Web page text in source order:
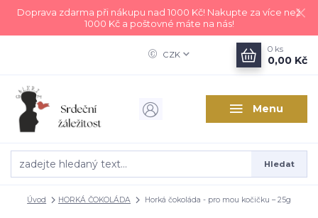
Doprava zdarma při nákupu nad 1000 Kč! Nakupte za více než
1000 Kč a poštovné máte na nás!
Menu
CZK
Hledat
0 ks
0,00 Kč
Úvod HORKÁ ČOKOLÁDA Horká čokoláda - pro mou kočičku – 25g